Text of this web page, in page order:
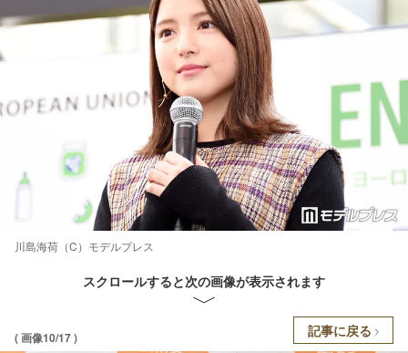
川島海荷（C）モデルプレス
スクロールすると次の画像が表示されます
( 画像10/17 ) 記事に戻る